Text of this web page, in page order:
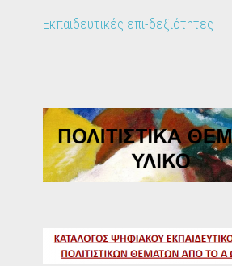
Εκπαιδευτικές επι-δεξιότητες